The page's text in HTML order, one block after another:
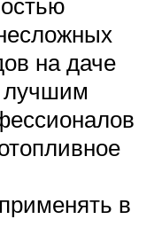
на даче
лучшим
в